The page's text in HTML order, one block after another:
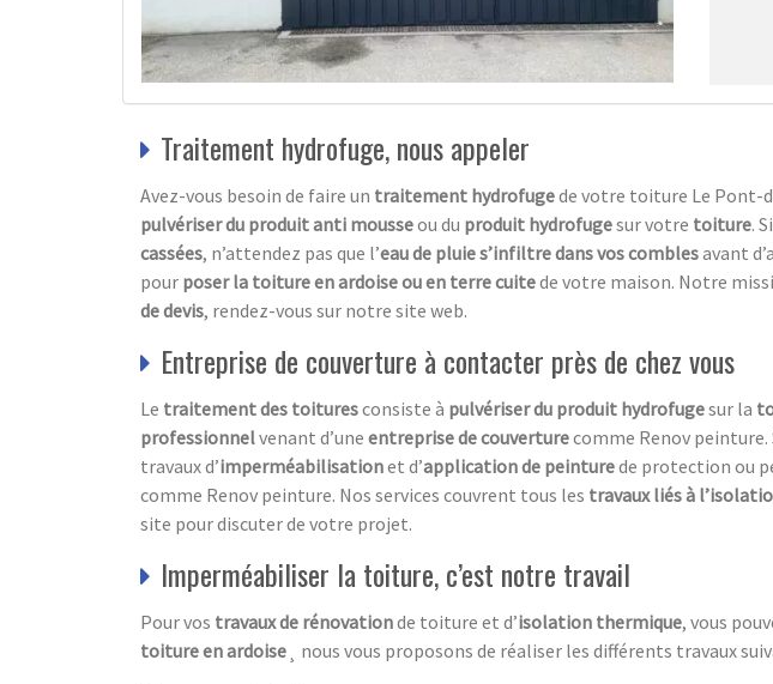
Traitement hydrofuge, nous appeler
Avez-vous besoin de faire un traitement hydrofugede votre toiture Le Pont-
pulvériser du produit anti mousseou du produit hydrofugesur votre toiture.
cassées, n’attendez pas que l’eau de pluie s’infiltre dans vos comblesavant
pour poser la toiture en ardoise ou en terre cuitede votre maison. Notre
de devis, rendez-vous sur notre site web.
Entreprise de couverture à contacter près de chez vous
Le traitement des toituresconsiste à pulvériser du produit hydrofugesur la
professionnelvenant d’une entreprise de couverturecomme Renov peinture.
travaux d’imperméabilisationet d’application de peinturede protection ou
comme Renov peinture. Nos services couvrent tous les travaux liés à
site pour discuter de votre projet.
Imperméabiliser la toiture, c’est notre travail
Pour vos travaux de rénovationde toiture et d’isolation thermique, vous
toiture en ardoise ¸ nous vous proposons de réaliser les différents travaux